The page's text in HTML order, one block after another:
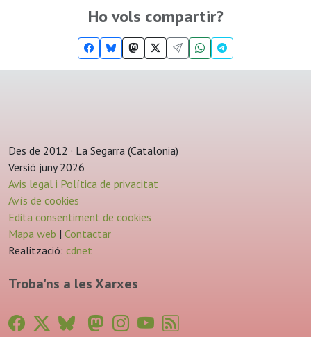
Ho vols compartir?
Des de 2012 · La Segarra (Catalonia)
Versió juny 2026
Avis legal i Política de privacitat
Avís de cookies
Edita consentiment de cookies
Mapa web | Contactar
Realització: cdnet
Troba'ns a les Xarxes